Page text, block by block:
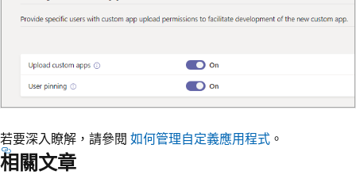
若要深入瞭解，請參閱 如何管理自定義應用程式 。
相關文章